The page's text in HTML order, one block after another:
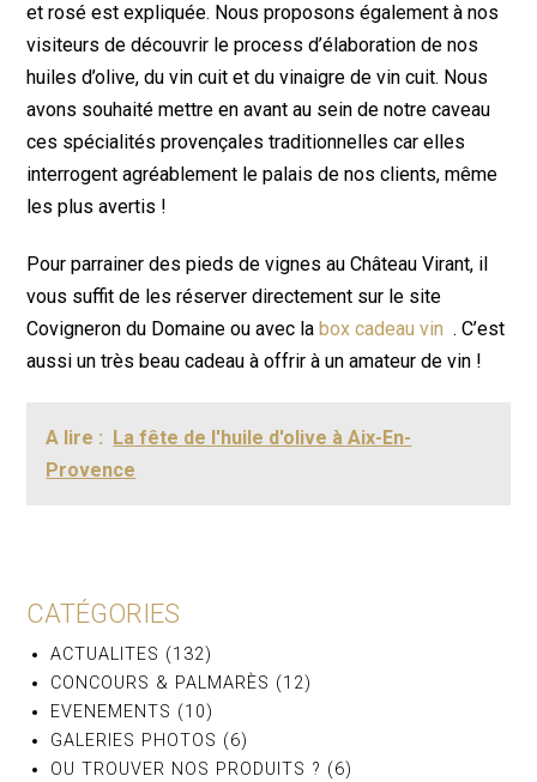
et rosé est expliquée. Nous proposons également à nos
visiteurs de découvrir le process d’élaboration de nos
huiles d’olive, du vin cuit et du vinaigre de vin cuit. Nous
avons souhaité mettre en avant au sein de notre caveau
ces spécialités provençales traditionnelles car elles
interrogent agréablement le palais de nos clients, même
les plus avertis !
Pour parrainer des pieds de vignes au Château Virant, il
vous suffit de les réserver directement sur le site
Covigneron du Domaine ou avec la box cadeau vin . C’est
aussi un très beau cadeau à offrir à un amateur de vin !
A lire :
La fête de l'huile d'olive à Aix-En-
Provence
CATÉGORIES
ACTUALITES (132)
CONCOURS & PALMARÈS (12)
EVENEMENTS (10)
GALERIES PHOTOS (6)
OU TROUVER NOS PRODUITS ? (6)